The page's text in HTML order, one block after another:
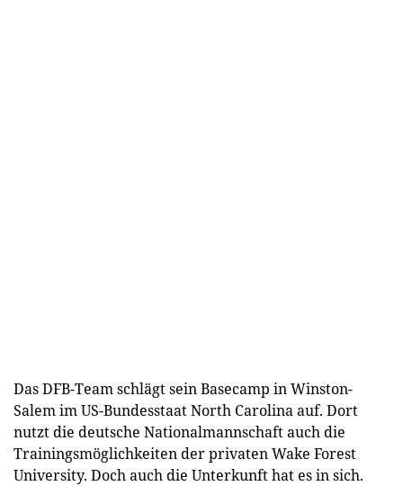
Das DFB-Team schlägt sein Basecamp in Winston-
Salem im US-Bundesstaat North Carolina auf. Dort
nutzt die deutsche Nationalmannschaft auch die
Trainingsmöglichkeiten der privaten Wake Forest
University. Doch auch die Unterkunft hat es in sich.